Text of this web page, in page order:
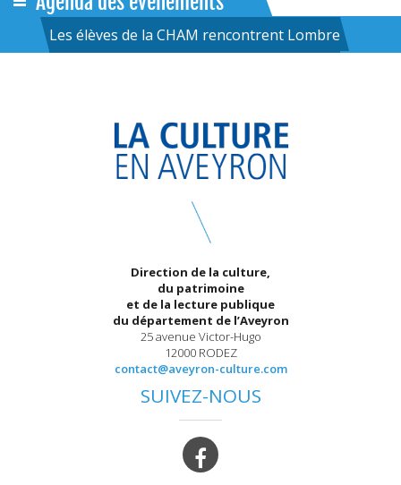
Les élèves de la CHAM rencontrent Lombre
Direction de la culture,
du patrimoine
et de la lecture publique
du département de l’Aveyron
25 avenue Victor-Hugo
12000 RODEZ
contact@aveyron-culture.com
SUIVEZ-NOUS